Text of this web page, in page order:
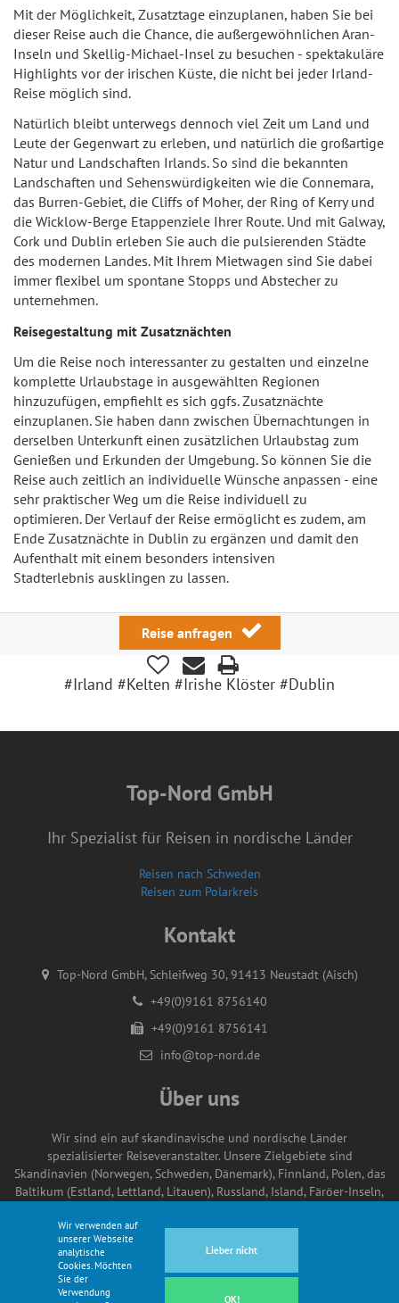
Mit der Möglichkeit, Zusatztage einzuplanen, haben Sie bei
dieser Reise auch die Chance, die außergewöhnlichen Aran-
Inseln und Skellig-Michael-Insel zu besuchen - spektakuläre
Highlights vor der irischen Küste, die nicht bei jeder Irland-
Reise möglich sind.
Natürlich bleibt unterwegs dennoch viel Zeit um Land und
Leute der Gegenwart zu erleben, und natürlich die großartige
Natur und Landschaften Irlands. So sind die bekannten
Landschaften und Sehenswürdigkeiten wie die Connemara,
das Burren-Gebiet, die Cliffs of Moher, der Ring of Kerry und
die Wicklow-Berge Etappenziele Ihrer Route. Und mit Galway,
Cork und Dublin erleben Sie auch die pulsierenden Städte
des modernen Landes. Mit Ihrem Mietwagen sind Sie dabei
immer flexibel um spontane Stopps und Abstecher zu
unternehmen.
Reisegestaltung mit Zusatznächten
Um die Reise noch interessanter zu gestalten und einzelne
komplette Urlaubstage in ausgewählten Regionen
hinzuzufügen, empfiehlt es sich ggfs. Zusatznächte
einzuplanen. Sie haben dann zwischen Übernachtungen in
derselben Unterkunft einen zusätzlichen Urlaubstag zum
Genießen und Erkunden der Umgebung. So können Sie die
Reise auch zeitlich an individuelle Wünsche anpassen - eine
sehr praktischer Weg um die Reise individuell zu
optimieren. Der Verlauf der Reise ermöglicht es zudem, am
Ende Zusatznächte in Dublin zu ergänzen und damit den
Aufenthalt mit einem besonders intensiven
Stadterlebnis ausklingen zu lassen.
Reise anfragen
#Irland #Kelten #Irishe Klöster #Dublin
Top-Nord GmbH
Ihr Spezialist für Reisen in nordische Länder
Reisen nach Schweden
Reisen zum Polarkreis
Kontakt
Top-Nord GmbH, Schleifweg 30, 91413 Neustadt (Aisch)
+49(0)9161 8756140
+49(0)9161 8756141
info@top-nord.de
Über uns
Wir sind ein auf skandinavische und nordische Länder
spezialisierter Reiseveranstalter. Unsere Zielgebiete sind
Skandinavien (Norwegen, Schweden, Dänemark), Finnland, Polen, das
Baltikum (Estland, Lettland, Litauen), Russland, Island, Färöer-Inseln,
Wir verwenden auf
unserer Webseite
analytische
Cookies. Möchten
Sie der
Verwendung
Lieber nicht
OK!